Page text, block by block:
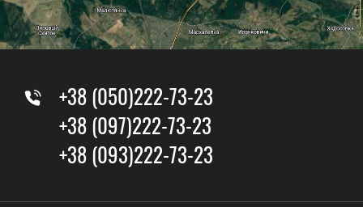
+38 (050)222-73-23
+38 (097)222-73-23
+38 (093)222-73-23